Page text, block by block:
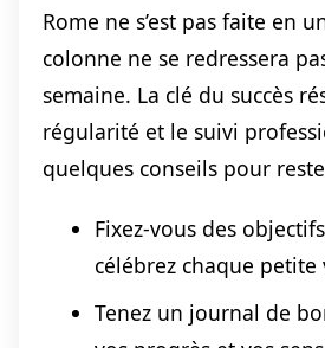
Rome ne s’est pas faite en
colonne ne se redressera
semaine. La clé du succès
régularité et le suivi
quelques conseils pour
Fixez-vous des
célébrez chaque petite
Tenez un journal de